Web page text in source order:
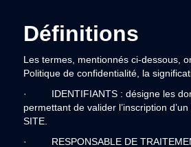
Définitions
Les termes, mentionnés ci-dessous,
Politique de confidentialité, la
· IDENTIFIANTS : désigne les
permettant de valider l’inscription
SITE.
· RESPONSABLE DE